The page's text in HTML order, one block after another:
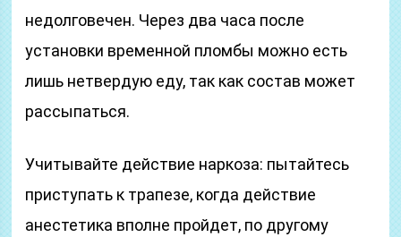
недолговечен. Через два часа после
установки временной пломбы можно есть
лишь нетвердую еду, так как состав может
рассыпаться.
Учитывайте действие наркоза: пытайтесь
приступать к трапезе, когда действие
анестетика вполне пройдет, по другому